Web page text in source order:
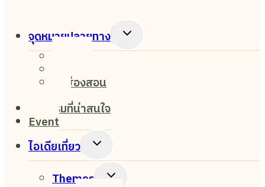
จุดหมายปลายทาง Toggle
Menu
แม่ฮ่องสอน
กิจกรรมที่น่าสนใจ
Event
ไอเดียเที่ยว
Toggle
Menu
Themes Toggle